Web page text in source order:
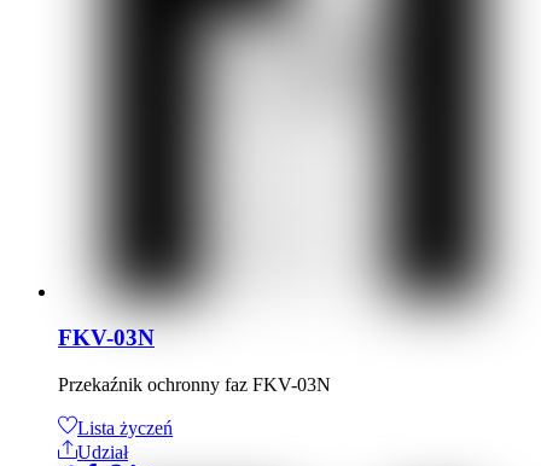
FKV-03N
Przekaźnik ochronny faz FKV-03N
Lista życzeń
Udział